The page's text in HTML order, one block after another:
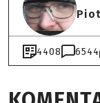
4408 6544